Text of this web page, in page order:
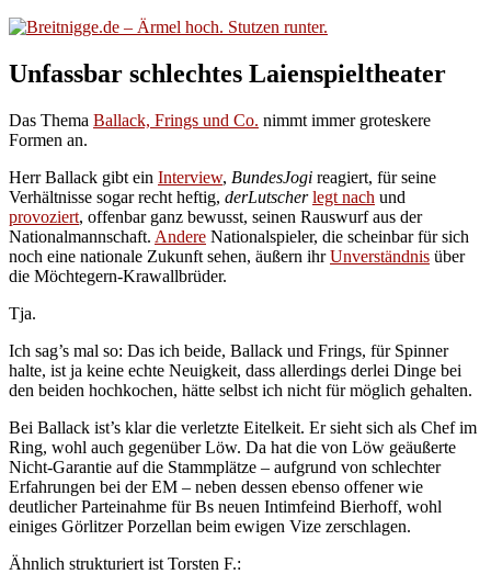
Unfassbar schlechtes Laienspieltheater
Das Thema Ballack, Frings und Co. nimmt immer groteskere
Formen an.
Herr Ballack gibt ein Interview, BundesJogi reagiert, für seine
Verhältnisse sogar recht heftig, derLutscher legt nach und
provoziert, offenbar ganz bewusst, seinen Rauswurf aus der
Nationalmannschaft. Andere Nationalspieler, die scheinbar für sich
noch eine nationale Zukunft sehen, äußern ihrUnverständnis über
die Möchtegern-Krawallbrüder.
Tja.
Ich sag’s mal so: Das ich beide, Ballack und Frings, für Spinner
halte, ist ja keine echte Neuigkeit, dass allerdings derlei Dinge bei
den beiden hochkochen, hätte selbst ich nicht für möglich gehalten.
Bei Ballack ist’s klar die verletzte Eitelkeit. Er sieht sich als Chef im
Ring, wohl auch gegenüber Löw. Da hat die von Löw geäußerte
Nicht-Garantie auf die Stammplätze – aufgrund von schlechter
Erfahrungen bei der EM – neben dessen ebenso offener wie
deutlicher Parteinahme für Bs neuen Intimfeind Bierhoff, wohl
einiges Görlitzer Porzellan beim ewigen Vize zerschlagen.
Ähnlich strukturiert ist Torsten F.: